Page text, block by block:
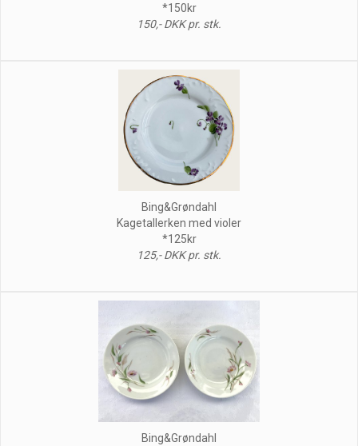
*150kr
150,- DKK pr. stk.
Bing&Grøndahl
Kagetallerken med violer
*125kr
125,- DKK pr. stk.
Bing&Grøndahl